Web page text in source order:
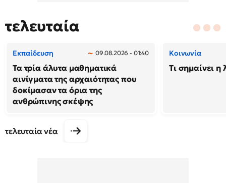
τελευταία
Εκπαίδευση 09.08.2026 - 01:40
Τα τρία άλυτα μαθηματικά
αινίγματα της αρχαιότητας που
δοκίμασαν τα όρια της
ανθρώπινης σκέψης
Κοινωνία
Τι σημαίνει η
τελευταία νέα